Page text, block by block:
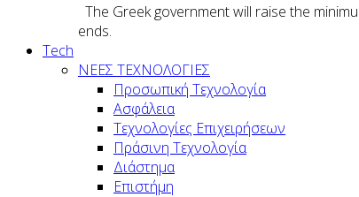
The Greek government will raise the
ends.
Tech
ΝΕΕΣ ΤΕΧΝΟΛΟΓΙΕΣ
Προσωπική Τεχνολογία
Ασφάλεια
Τεχνολογίες Επιχειρήσεων
Πράσινη Τεχνολογία
Διάστημα
Επιστήμη